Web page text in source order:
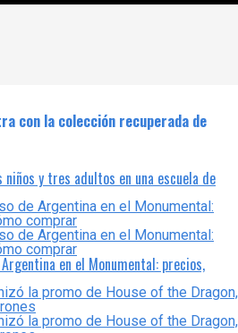
con la colección recuperada de
y tres adultos en una escuela de
en el Monumental: precios,